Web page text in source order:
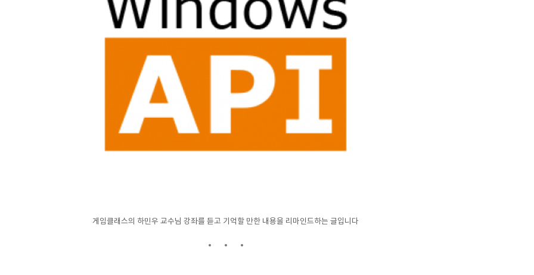
게임클래스의 하민우 교수님 강좌를 듣고 기억할 만한 내용을 리마인드하는 글입니다